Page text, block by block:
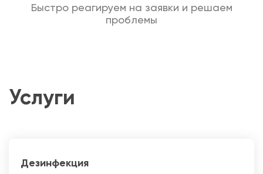
Быстро реагируем на заявки и решаем
проблемы
Услуги
Дезинфекция